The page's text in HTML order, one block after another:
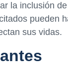
la inclusión
pueden
sus vidas.